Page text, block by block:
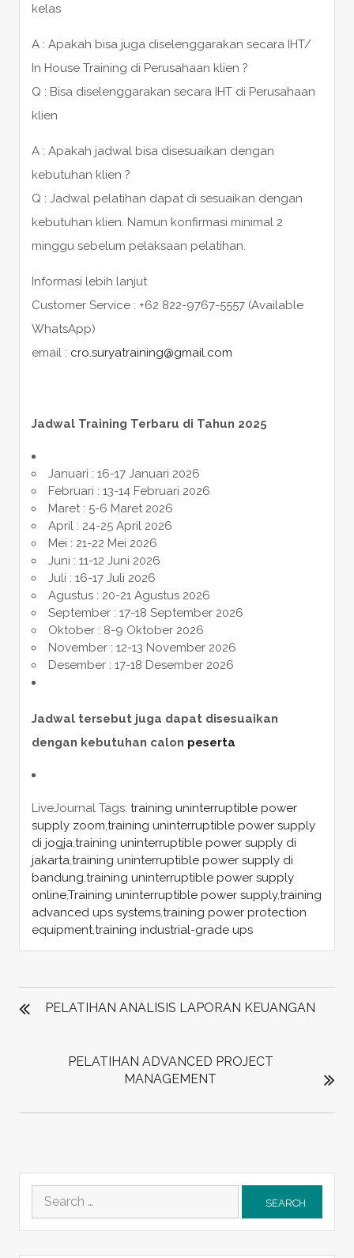
kelas
A : Apakah bisa juga diselenggarakan secara IHT/
In House Training di Perusahaan klien ?
Q : Bisa diselenggarakan secara IHT di Perusahaan
klien
A : Apakah jadwal bisa disesuaikan dengan
kebutuhan klien ?
Q : Jadwal pelatihan dapat di sesuaikan dengan
kebutuhan klien. Namun konfirmasi minimal 2
minggu sebelum pelaksaan pelatihan.
Informasi lebih lanjut
Customer Service : +62 822-9767-5557 (Available
WhatsApp)
email : cro.suryatraining@gmail.com
Jadwal Training Terbaru di Tahun 2025
Januari : 16-17 Januari 2026
Februari : 13-14 Februari 2026
Maret : 5-6 Maret 2026
April : 24-25 April 2026
Mei : 21-22 Mei 2026
Juni : 11-12 Juni 2026
Juli : 16-17 Juli 2026
Agustus : 20-21 Agustus 2026
September : 17-18 September 2026
Oktober : 8-9 Oktober 2026
November : 12-13 November 2026
Desember : 17-18 Desember 2026
Jadwal tersebut juga dapat disesuaikan
dengan kebutuhan calon peserta
LiveJournal Tags: training uninterruptible power
supply zoom,training uninterruptible power supply
di jogja,training uninterruptible power supply di
jakarta,training uninterruptible power supply di
bandung,training uninterruptible power supply
online,Training uninterruptible power supply,training
advanced ups systems,training power protection
equipment,training industrial-grade ups
POST
NAVIGATION
PELATIHAN ANALISIS LAPORAN KEUANGAN
PELATIHAN ADVANCED PROJECT
MANAGEMENT
Search
for: